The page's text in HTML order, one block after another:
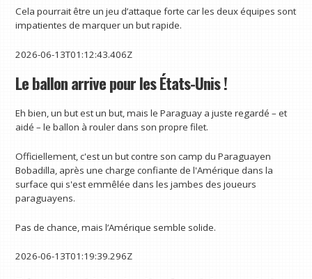
Cela pourrait être un jeu d’attaque forte car les deux équipes sont
impatientes de marquer un but rapide.
2026-06-13T01:12:43.406Z
Le ballon arrive pour les États-Unis !
Eh bien, un but est un but, mais le Paraguay a juste regardé – et
aidé – le ballon à rouler dans son propre filet.
Officiellement, c'est un but contre son camp du Paraguayen
Bobadilla, après une charge confiante de l'Amérique dans la
surface qui s'est emmêlée dans les jambes des joueurs
paraguayens.
Pas de chance, mais l’Amérique semble solide.
2026-06-13T01:19:39.296Z